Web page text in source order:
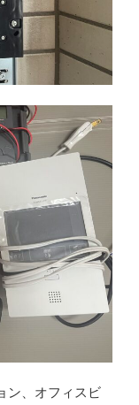
ン、オフィスビ